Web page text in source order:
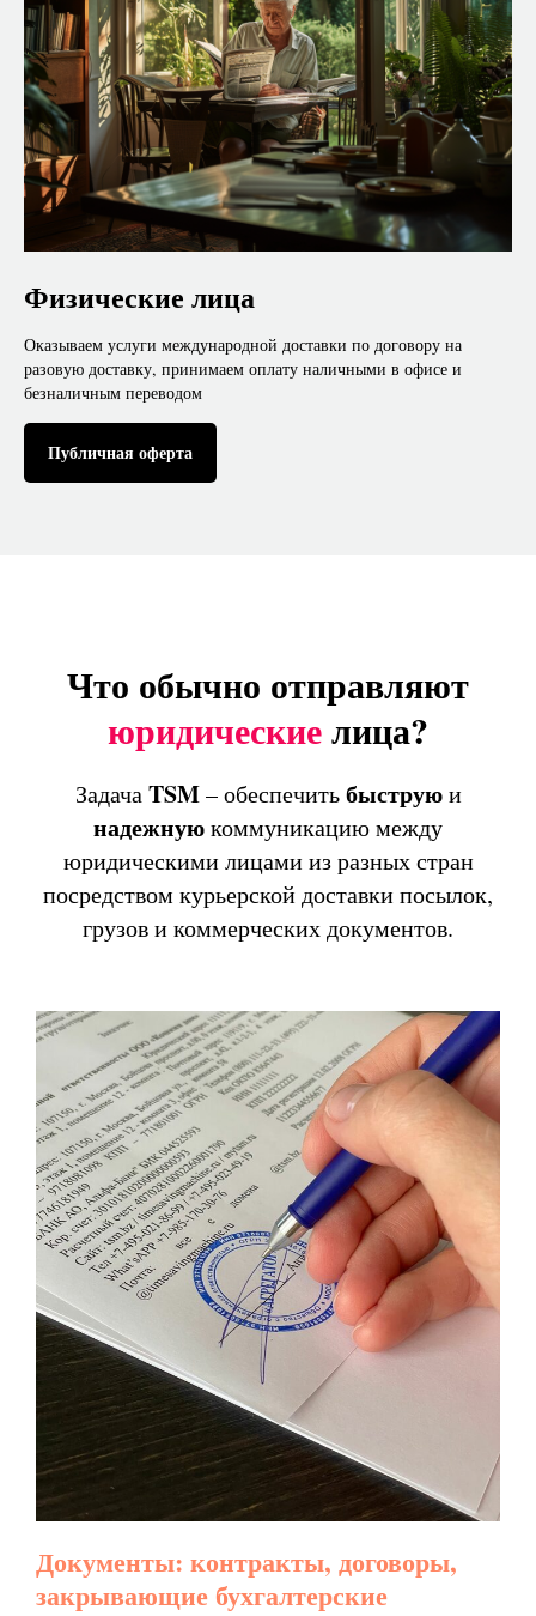
Физические лица
Оказываем услуги международной доставки по договору на
разовую доставку, принимаем оплату наличными в офисе и
безналичным переводом
Публичная оферта
Что обычно отправляют
юридическиелица?
ЗадачаTSM– обеспечитьбыструюи
надежнуюкоммуникацию между
юридическими лицами из разных стран
посредством курьерской доставки посылок,
грузов и коммерческих документов.
Документы: контракты, договоры,
закрывающие бухгалтерские